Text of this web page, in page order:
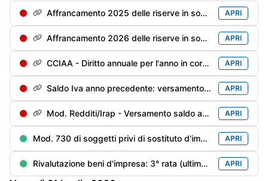
Affrancamento 2025 delle riserve in sospensione - 2° rata dell'imposta sostitutiva con magg. 0,4% APRI
Affrancamento 2026 delle riserve in sospensione - 1° rata dell'imposta sostitutiva con magg. 0,4% APRI
CCIAA - Diritto annuale per l'anno in corso con la maggioraz. dello 0,4% APRI
Saldo Iva anno precedente: versamento del saldo a debito con la maggiorazione [pari a: (saldo al 16/03 x 1,6%) x 0,4%] APRI
Mod. Redditi/Irap - Versamento saldo anno precedente e 1° acconto anno in corso con maggiorazione dello 0,4% APRI
Mod. 730 di soggetti privi di sostituto d'imposta/deceduti entro il 28/02/anno precedente: versamento delle imposte risultanti dal Mod. 730 con la maggior. dello 0,4% APRI
Rivalutazione beni d'impresa: 3° rata (ultima) dell’imposta sostitutiva per la rivalutazione dei beni (risultanti dal bilancio al 31/12/2018 ed al 31/12/2022) con la maggiorazione dello 0,4% APRI